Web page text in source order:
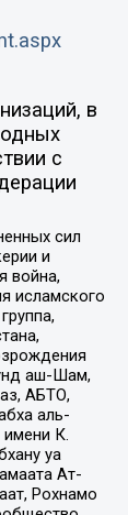
в
с
сил
и
война,
исламского
аш-Шам,
АБТО,
аль-
К.
уа
Ат-
Рохнамо